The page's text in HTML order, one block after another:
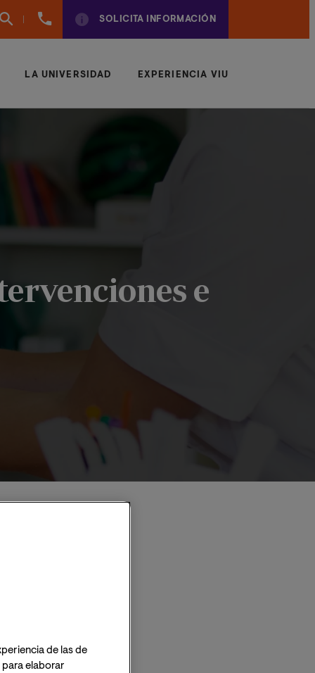
(+34)
SOLICITA INFORMACIÓN
LA UNIVERSIDAD EXPERIENCIA VIU
e
de las de
elaborar